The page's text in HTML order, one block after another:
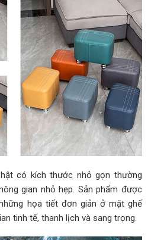
có kích thước nhỏ gọn thường
gian nhỏ hẹp. Sản phẩm được
họa tiết đơn giản ở mặt ghế
tinh tế, thanh lịch và sang trọng.